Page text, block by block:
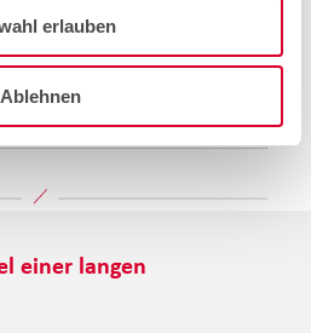
erlauben
Ablehnen
Elemente sowie die
und im Tunnel
an die Mitarbeitenden
einer langen